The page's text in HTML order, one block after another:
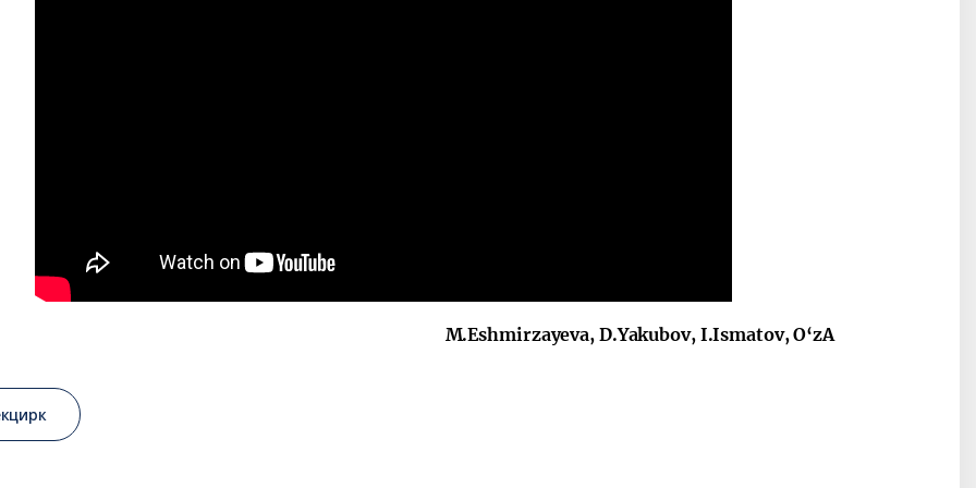
M.Eshmirzayeva, D.Yakubov, I.Ismatov, O‘zA